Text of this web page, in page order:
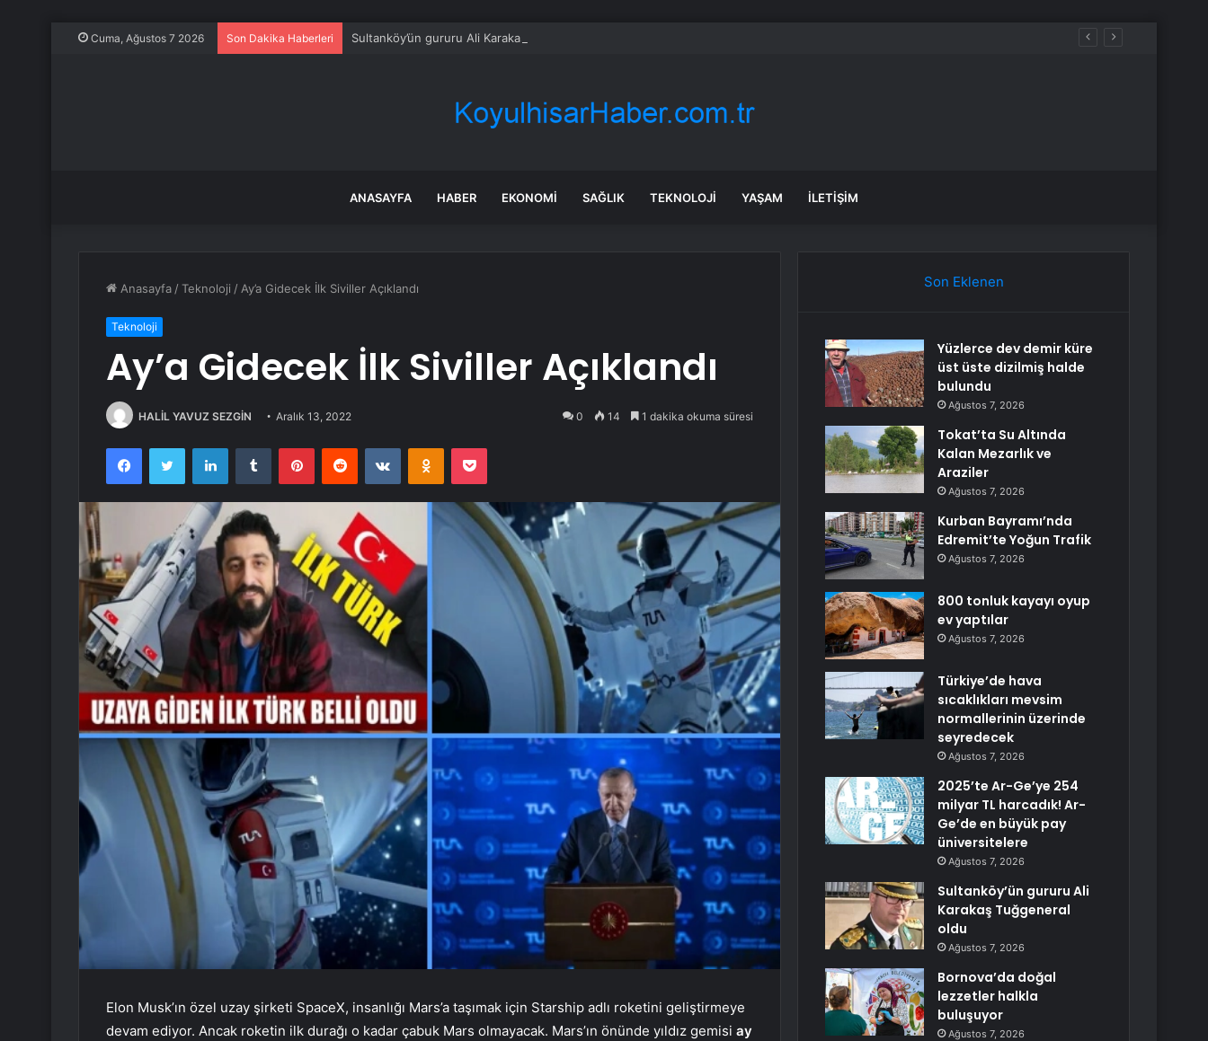
Cuma, Ağustos 7 2026 Son Dakika Haberleri Sultanköy’ün gururu Ali Karakaş Tuğgeneral oldu
ANASAYFA HABER EKONOMI SAĞLIK TEKNOLOJI YAŞAM İLETIŞIM
Anasayfa /Teknoloji / Ay’a Gidecek İlk Siviller Açıklandı
Teknoloji
Ay’a Gidecek İlk Siviller Açıklandı
HALİL YAVUZ SEZGİN Aralık 13, 2022 0 14 1 dakika okuma süresi
FacebookTwitter LinkedInTumblr PinterestReddit VKontakteOdnoklassniki
Pocket
Elon Musk’ın özel uzay şirketi SpaceX, insanlığı Mars’a taşımak için Starship adlı roketini geliştirmeye
devam ediyor. Ancak roketin ilk durağı o kadar çabuk Mars olmayacak. Mars’ın önünde yıldız gemisi ay
Son Eklenen
Yüzlerce dev demir küre
üst üste dizilmiş halde
bulundu
Ağustos 7, 2026
Tokat’ta Su Altında
Kalan Mezarlık ve
Araziler
Ağustos 7, 2026
Kurban Bayramı’nda
Edremit’te Yoğun Trafik
Ağustos 7, 2026
800 tonluk kayayı oyup
ev yaptılar
Ağustos 7, 2026
Türkiye’de hava
sıcaklıkları mevsim
normallerinin üzerinde
seyredecek
Ağustos 7, 2026
2025’te Ar-Ge’ye 254
milyar TL harcadık! Ar-
Ge’de en büyük pay
üniversitelere
Ağustos 7, 2026
Sultanköy’ün gururu Ali
Karakaş Tuğgeneral
oldu
Ağustos 7, 2026
Bornova’da doğal
lezzetler halkla
buluşuyor
Ağustos 7, 2026